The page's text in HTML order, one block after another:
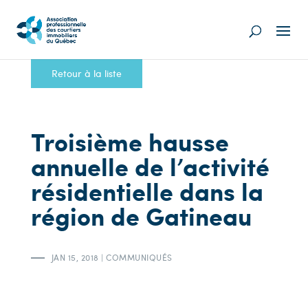
Retour à la liste
Troisième hausse
annuelle de l’activité
résidentielle dans la
région de Gatineau
JAN 15, 2018 |COMMUNIQUÉS